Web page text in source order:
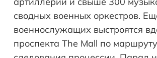
сводных военных оркестров.
военнослужащих выстроятся
проспекта The Mall по маршруту